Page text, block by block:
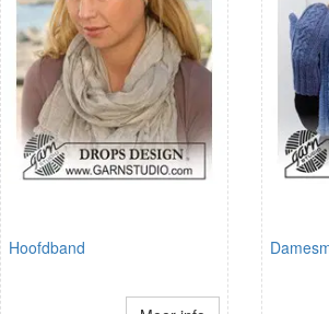
Hoofdband